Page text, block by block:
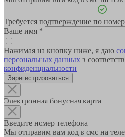
Требуется подтверждение по
Ваше имя *
Нажимая на кнопку ниже, я даю
персональных данных в
конфиденциальности
Зарегистрироваться
Электронная бонусная карта
Введите номер телефона
Мы отправим вам код в смс на